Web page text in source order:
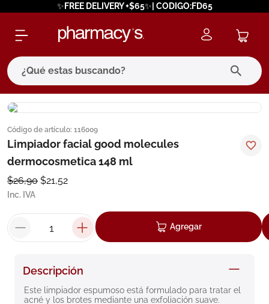
✨FREE DELIVERY +$65✨| CODIGO:FD65
¿Qué estas buscando?
Código de artículo: 116009
Limpiador facial good molecules
dermocosmetica 148 ml
$26,90 $21,52
Inc. IVA
Agregar
Descripción
Este limpiador espumoso está formulado para tratar el
acné y los brotes mediante una exfoliación suave.
términos más buscados
1. eucerin
bioderma
4.
5. cerave
roche posay
9. megacistin